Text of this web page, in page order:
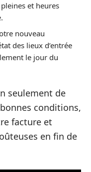
et heures
nouveau
des lieux d’entrée
le jour du
seulement de
conditions,
facture et
en fin de